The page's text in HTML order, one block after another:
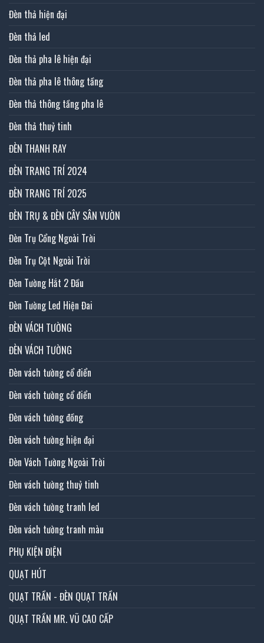
Đèn thả hiện đại
Đèn thả led
Đèn thả pha lê hiện đại
Đèn thả pha lê thông tầng
Đèn thả thông tầng pha lê
Đèn thả thuỷ tinh
ĐÈN THANH RAY
ĐÈN TRANG TRÍ 2024
ĐÈN TRANG TRÍ 2025
ĐÈN TRỤ & ĐÈN CÂY SÂN VƯỜN
Đèn Trụ Cổng Ngoài Trời
Đèn Trụ Cột Ngoài Trời
Đèn Tường Hắt 2 Đầu
Đèn Tường Led Hiện Đai
ĐÈN VÁCH TƯỜNG
ĐÈN VÁCH TƯỜNG
Đèn vách tường cổ điển
Đèn vách tường cổ điển
Đèn vách tường đồng
Đèn vách tường hiện đại
Đèn Vách Tường Ngoài Trời
Đèn vách tường thuỷ tinh
Đèn vách tường tranh led
Đèn vách tường tranh màu
PHỤ KIỆN ĐIỆN
QUẠT HÚT
QUẠT TRẦN - ĐÈN QUẠT TRẦN
QUẠT TRẦN MR. VŨ CAO CẤP